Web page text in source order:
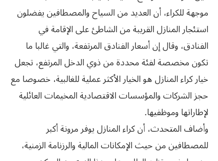
موجهة للكراء، أن العديد من السياح والمصطافين يفضلون
استئجار المنازل القريبة من الشاطئ على الإقامة في
الفنادق، وقال إن أسعار الفنادق المرتفعة، والتي غالبا ما
تكون مخصصة لفئة محددة من ذوي الدخل المرتفع، تجعل
خيار كراء المنازل هو الخيار الأكثر عملية للغالبية، خصوصا مع
حجز الشركات والمؤسسات الاقتصادية المخيمات العائلية
لإطاراتها وموظفيها.
وأضاف المتحدث، أن كراء المنازل يوفر مرونة أكبر
للمصطافين من حيث الإمكانات المالية والرزنامة الزمنية،